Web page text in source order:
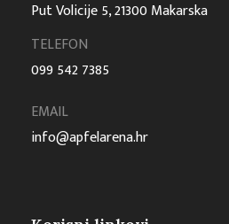
Put Volicije 5, 21300 Makarska
TELEFON
099 542 7385
EMAIL
info@apfelarena.hr